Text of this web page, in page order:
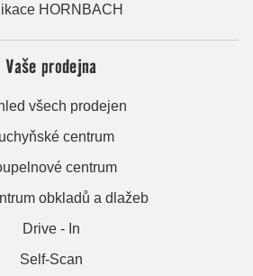
HORNBACH
Vaše prodejna
všech prodejen
centrum
centrum
obkladů a dlažeb
Drive - In
Self-Scan